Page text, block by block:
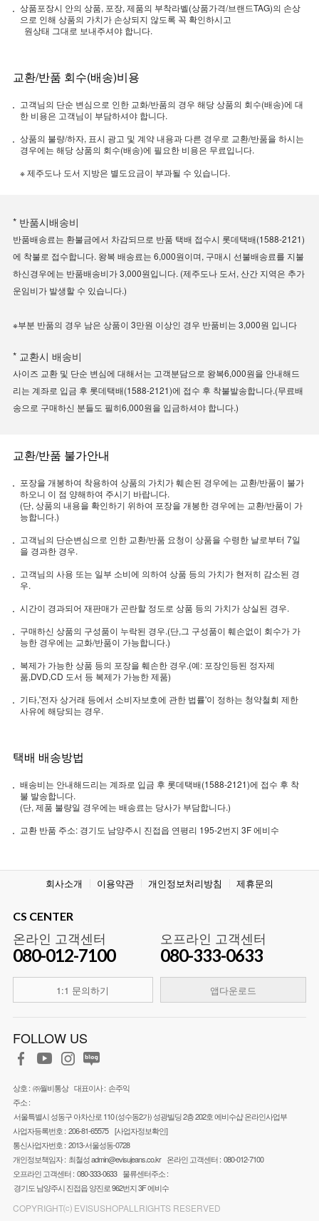
상품포장시 안의 상품, 포장, 제품의 부착라벨(상품가격/브랜드TAG)의 손상
으로 인해 상품의 가치가 손상되지 않도록 꼭 확인하시고
원상태 그대로 보내주셔야 합니다.
교환/반품 회수(배송)비용
고객님의 단순 변심으로 인한 교화/반품의 경우 해당 상품의 회수(배송)에 대
한 비용은 고객님이 부담하셔야 합니다.
상품의 불량/하자, 표시 광고 및 계약 내용과 다른 경우로 교환/반품을 하시는
경우에는 해당 상품의 회수(배송)에 필요한 비용은 무료입니다.
※ 제주도나 도서 지방은 별도요금이 부과될 수 있습니다.
* 반품시배송비
반품배송료는 환불금에서 차감되므로 반품 택배 접수시 롯데택배(1588-2121)
에 착불로 접수합니다. 왕복 배송료는 6,000원이며, 구매시 선불배송료를 지불
하신경우에는 반품배송비가 3,000원입니다. (제주도나 도서, 산간 지역은 추가
운임비가 발생할 수 있습니다.)
※부분 반품의 경우 남은 상품이 3만원 이상인 경우 반품비는 3,000원 입니다
* 교환시 배송비
사이즈 교환 및 단순 변심에 대해서는 고객분담으로 왕복6,000원을 안내해드
리는 계좌로 입금 후 롯데택배(1588-2121)에 접수 후 착불발송합니다.(무료배
송으로 구매하신 분들도 필히6,000원을 입금하셔야 합니다.)
교환/반품 불가안내
포장을 개봉하여 착용하여 상품의 가치가 훼손된 경우에는 교환/반품이 불가
하오니 이 점 양해하여 주시기 바랍니다.
(단, 상품의 내용을 확인하기 위하여 포장을 개봉한 경우에는 교환/반품이 가
능합니다.)
고객님의 단순변심으로 인한 교환/반품 요청이 상품을 수령한 날로부터 7일
을 경과한 경우.
고객님의 사용 또는 일부 소비에 의하여 상품 등의 가치가 현저히 감소된 경
우.
시간이 경과되어 재판매가 곤란할 정도로 상품 등의 가치가 상실된 경우.
구매하신 상품의 구성품이 누락된 경우.(단,그 구성품이 훼손없이 회수가 가
능한 경우에는 교화/반품이 가능합니다.)
복제가 가능한 상품 등의 포장을 훼손한 경우.(예: 포장인등된 정자제
품,DVD,CD 도서 등 복제가 가능한 제품)
기타,'전자 상거래 등에서 소비자보호에 관한 법률'이 정하는 청약철회 제한
사유에 해당되는 경우.
택배 배송방법
배송비는 안내해드리는 계좌로 입금 후 롯데택배(1588-2121)에 접수 후 착
불 발송합니다.
(단, 제품 불량일 경우에는 배송료는 당사가 부담합니다.)
교환 반품 주소: 경기도 남양주시 진접읍 연평리 195-2번지 3F 에비수
회사소개 이용약관 개인정보처리방침 제휴문의
CS CENTER
온라인 고객센터
080-012-7100
1:1 문의하기
오프라인 고객센터
080-333-0633
앱다운로드
FOLLOW US
상호 : ㈜월비통상 대표이사 : 손주익
주소 :
서울특별시 성동구 아차산로 110 (성수동2가) 성광빌딩 2층 202호 에비수샵 온라인사업부
사업자등록번호 : 206-81-65575 [사업자정보확인]
통신사업자번호 : 2013-서울성동-0728
개인정보책임자 : 최철성admin@evisujeans.co.kr 온라인 고객센터 : 080-012-7100
오프라인 고객센터 : 080-333-0633 물류센터주소 :
경기도 남양주시 진접읍 양진로 962번지 3F 에비수
COPYRIGHT⒞ EVISUSHOPALLRIGHTS RESERVED